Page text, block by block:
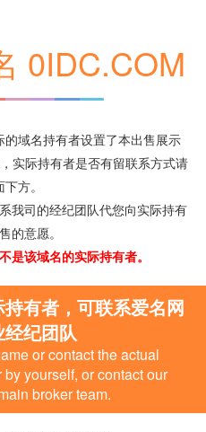
0IDC.COM
域名持有者设置了本出售展示
实际持有者是否有留联系方式请
方。
我司的经纪团队代您向实际持有
的意愿。
是该域名的实际持有者。
有者，可联系爱名网
纪团队
or contact the actual
yourself, or contact our
broker team.